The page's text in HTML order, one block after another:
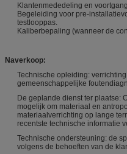
Klantenmededeling en
Begeleiding voor pre-
testlooppas.
Kaliberbepaling (wanneer de
Naverkoop:
Technische opleiding:
gemeenschappelijke
De geplande dienst ter plaatse:
mogelijk om materiaal en
materiaalverrichting op lange
recentste technische informatie
Technische ondersteuning: de
volgens de behoeften van de